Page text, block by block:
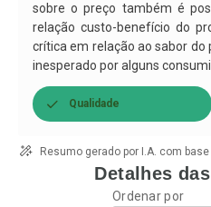
sobre o preço também é
relação custo-benefício do
crítica em relação ao sabor
inesperado por alguns
Qualidade
Resumo gerado por I.A. com
Detalhes
Ordenar por